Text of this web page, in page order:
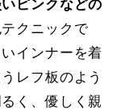
ピンクなどの
クニックで
インナーを着
レフ板のよう
く、優しく親